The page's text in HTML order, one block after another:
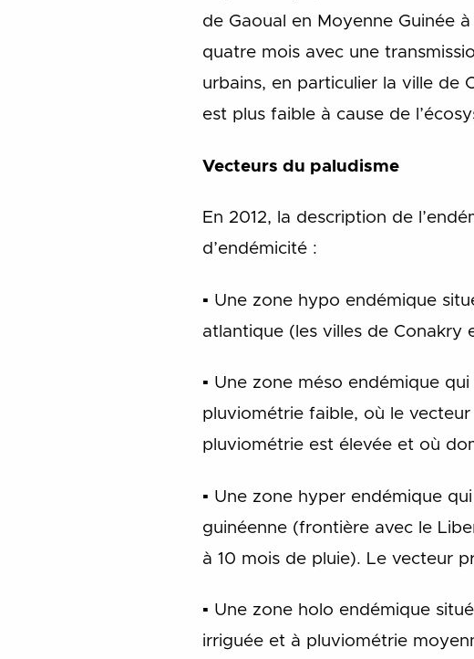
de Gaoual en Moyenne Guinée
quatre mois avec une
urbains, en particulier la ville de
est plus faible à cause de
Vecteurs du paludisme
En 2012, la description de
d’endémicité :
▪ Une zone hypo endémique
atlantique (les villes de Conakry
▪ Une zone méso endémique
pluviométrie faible, où le
pluviométrie est élevée et où
▪ Une zone hyper endémique
guinéenne (frontière avec le
à 10 mois de pluie). Le vecteur
▪ Une zone holo endémique
irriguée et à pluviométrie